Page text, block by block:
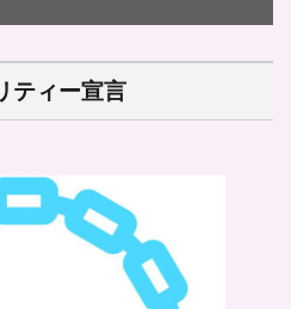
ティー宣言